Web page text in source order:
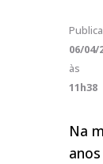
06/04/
às
11h38
Na